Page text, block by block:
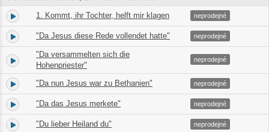
1. 1. Kommt, ihr Tochter, helft mir klagen 08:00
neprodejné
2. "Da Jesus diese Rede vollendet hatte" 01:50
neprodejné
3.
"Da versammelten sich die
Hohenpriester"
00:40
neprodejné
4. "Da nun Jesus war zu Bethanien" 01:03
neprodejné
5. "Da das Jesus merkete" 01:59
neprodejné
6. "Du lieber Heiland du" 01:02
neprodejné